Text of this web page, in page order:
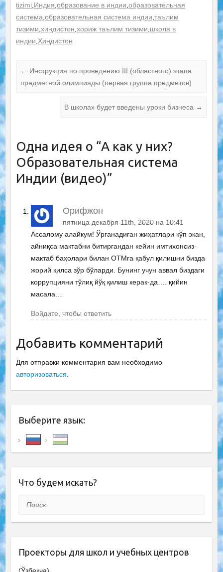
tizimi Индия образование в индии образовательная
система образовательная система индии таълим
тизими хиндистон хориж таълим тизими школа в
индии Ҳиндистон
← Инструкция по проведению III (областного) этапа
предметной олимпиады (первая группа предметов)
В школах будет введены уроки бизнеса →
Одна идея о “А как у них?
Образовательная система
Индии (видео)”
Орифжон
пятница декабря 11th, 2020 на 10:41
Ассалому алайкум! Ўрганадиган жиҳатлари кўп экан,
айниқса мактабни битиргандан кейин имтихонсиз-
мактаб баҳолари билан ОТМга қабул қилишни бизда
жорий қилса зўр бўларди. Бунинг учун аввал биздаги
коррупцияни тўлиқ йўқ қилиш керак-да…. қийин
масала…
Войдите, чтобы ответить
Добавить комментарий
Для отправки комментария вам необходимо
авторизоваться
Выберите язык:
Что будем искать?
Поиск
Проекторы для школ и учебных центров